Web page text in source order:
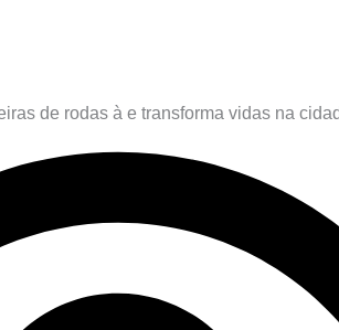
de rodas à e transforma vidas na